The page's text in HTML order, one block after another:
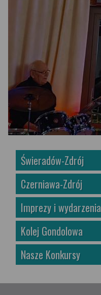
Świeradów-Zdrój
Czerniawa-Zdrój
Imprezy i wydarzenia
Kolej Gondolowa
Nasze Konkursy